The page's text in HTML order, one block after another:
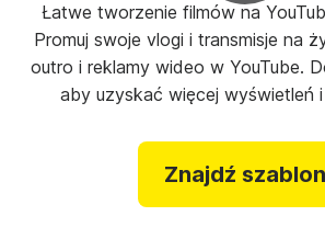
Łatwe tworzenie filmów na
Promuj swoje vlogi i transmisje na
outro i reklamy wideo w YouTube.
aby uzyskać więcej wyświetleń
Znajdź szablon